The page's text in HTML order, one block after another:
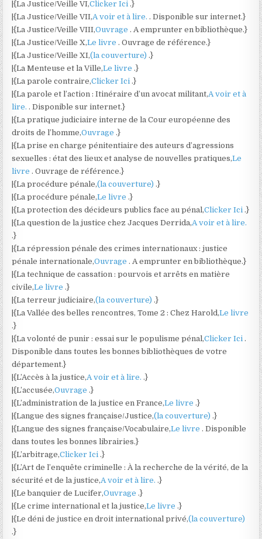
|{La Justice/Veille VI,Clicker Ici .}
|{La Justice/Veille VII,A voir et à lire. . Disponible sur internet.}
|{La Justice/Veille VIII,Ouvrage . A emprunter en bibliothèque.}
|{La Justice/Veille X,Le livre . Ouvrage de référence.}
|{La Justice/Veille XI,(la couverture) .}
|{La Menteuse et la Ville,Le livre .}
|{La parole contraire,Clicker Ici .}
|{La parole et l’action : Itinéraire d’un avocat militant,A voir et à
lire. . Disponible sur internet.}
|{La pratique judiciaire interne de la Cour européenne des
droits de l’homme,Ouvrage .}
|{La prise en charge pénitentiaire des auteurs d’agressions
sexuelles : état des lieux et analyse de nouvelles pratiques,Le
livre . Ouvrage de référence.}
|{La procédure pénale,(la couverture) .}
|{La procédure pénale,Le livre .}
|{La protection des décideurs publics face au pénal,Clicker Ici .}
|{La question de la justice chez Jacques Derrida,A voir et à lire.
.}
|{La répression pénale des crimes internationaux : justice
pénale internationale,Ouvrage . A emprunter en bibliothèque.}
|{La technique de cassation : pourvois et arrêts en matière
civile,Le livre .}
|{La terreur judiciaire,(la couverture) .}
|{La Vallée des belles rencontres, Tome 2 : Chez Harold,Le livre
.}
|{La volonté de punir : essai sur le populisme pénal,Clicker Ici .
Disponible dans toutes les bonnes bibliothèques de votre
département.}
|{L’Accès à la justice,A voir et à lire. .}
|{L’accusée,Ouvrage .}
|{L’administration de la justice en France,Le livre .}
|{Langue des signes française/Justice,(la couverture) .}
|{Langue des signes française/Vocabulaire,Le livre . Disponible
dans toutes les bonnes librairies.}
|{L’arbitrage,Clicker Ici .}
|{L’Art de l’enquête criminelle : À la recherche de la vérité, de la
sécurité et de la justice,A voir et à lire. .}
|{Le banquier de Lucifer,Ouvrage .}
|{Le crime international et la justice,Le livre .}
|{Le déni de justice en droit international privé,(la couverture)
.}